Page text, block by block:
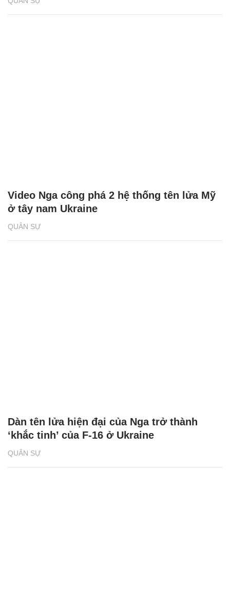
QUÂN SỰ
Video Nga công phá 2 hệ thống tên lửa Mỹ
ở tây nam Ukraine
QUÂN SỰ
Dàn tên lửa hiện đại của Nga trở thành
‘khắc tinh’ của F-16 ở Ukraine